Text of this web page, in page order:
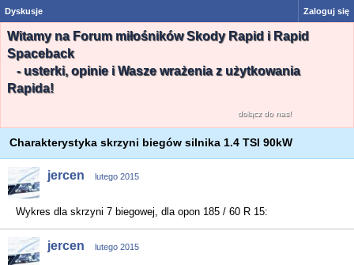
Dyskusje Zaloguj się
Witamy na Forum miłośników Skody Rapid i Rapid
Spaceback
- usterki, opinie i Wasze wrażenia z użytkowania
Rapida!
dołącz do nas!
Charakterystyka skrzyni biegów silnika 1.4 TSI 90kW
jercen lutego 2015
Wykres dla skrzyni 7 biegowej, dla opon 185 / 60 R 15:
jercen lutego 2015